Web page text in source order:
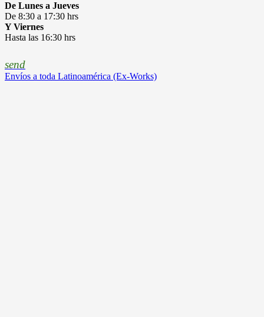
De Lunes a Jueves
De 8:30 a 17:30 hrs
Y Viernes
Hasta las 16:30 hrs
send
Envíos a toda Latinoamérica (Ex-Works)